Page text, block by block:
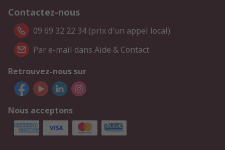
Contactez-nous
09 69 32 22 34 (prix d'un appel local).
Par e-mail dans Aide & Contact
Retrouvez-nous sur
Nous acceptons